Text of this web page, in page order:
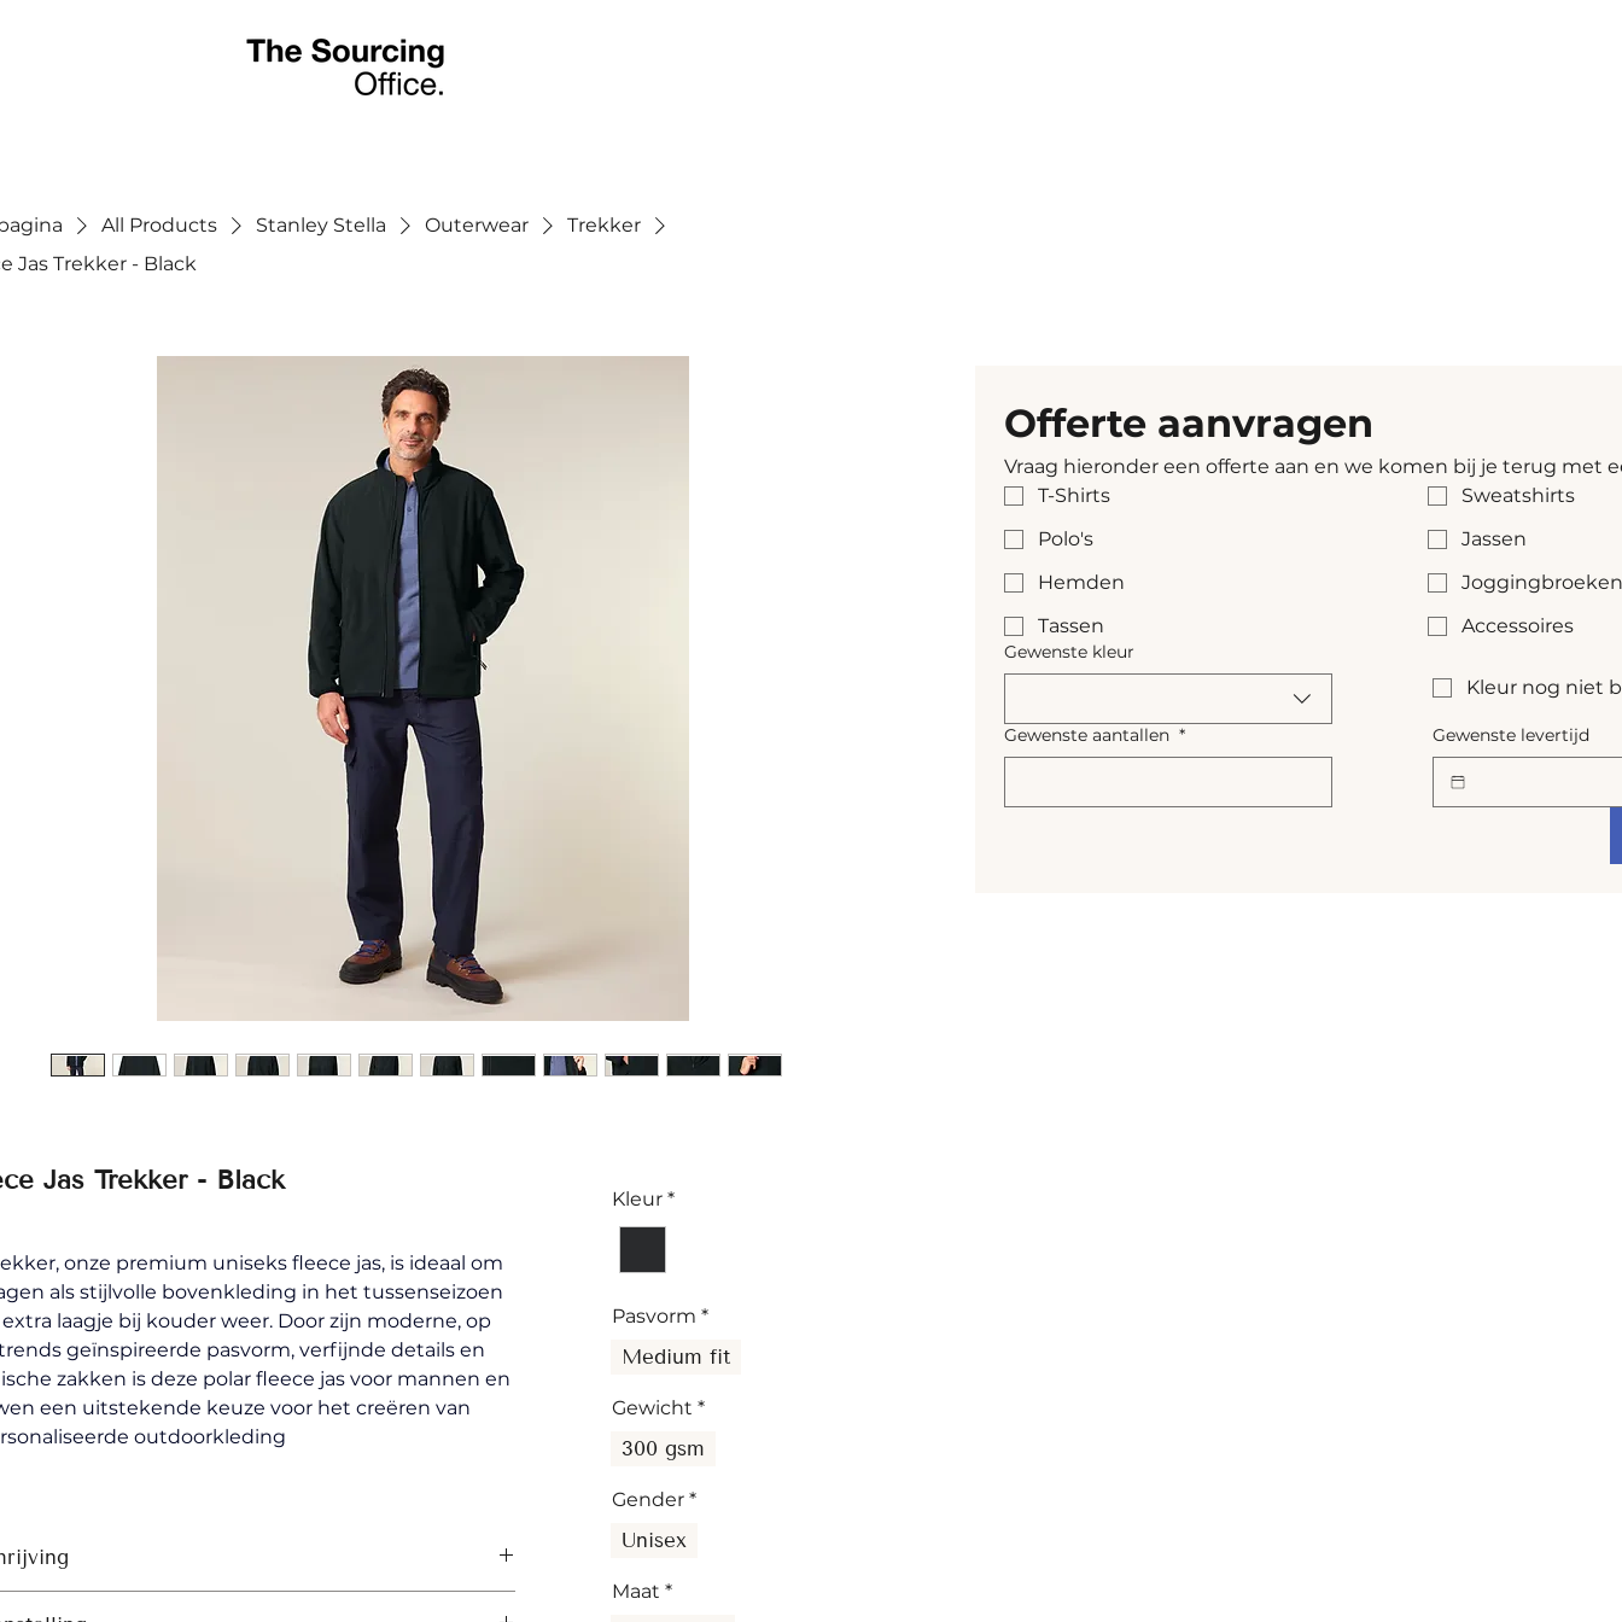
All Products Stanley Stella Outerwear
Trekker
Jas Trekker - Black
Jas Trekker - Black
onze premium uniseks fleece jas, is ideaal om
als stijlvolle bovenkleding in het tussenseizoen
extra laagje bij kouder weer. Door zijn moderne, op
geïnspireerde pasvorm, verfijnde details en
zakken is deze polar fleece jas voor mannen en
een uitstekende keuze voor het creëren van
outdoorkleding
Kleur *
Pasvorm *
Medium fit
Gewicht *
300 gsm
Gender *
Unisex
Maat *
Offerte aanvragen
Vraag hieronder een offerte aan en we komen bij je terug met
T-Shirts
Sweatshirts
Polo's
Jassen
Hemden
Joggingbroeken
Tassen
Accessoires
Gewenste kleur
Kleur nog niet
Gewenste aantallen * Gewenste levertijd